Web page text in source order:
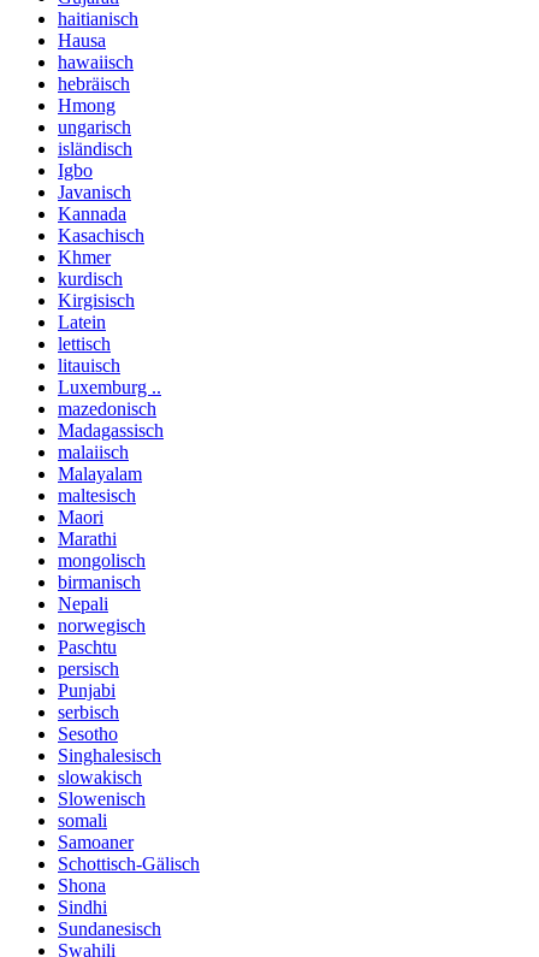
haitianisch
Hausa
hawaiisch
hebräisch
Hmong
ungarisch
isländisch
Igbo
Javanisch
Kannada
Kasachisch
Khmer
kurdisch
Kirgisisch
Latein
lettisch
litauisch
Luxemburg ..
mazedonisch
Madagassisch
malaiisch
Malayalam
maltesisch
Maori
Marathi
mongolisch
birmanisch
Nepali
norwegisch
Paschtu
persisch
Punjabi
serbisch
Sesotho
Singhalesisch
slowakisch
Slowenisch
somali
Samoaner
Schottisch-Gälisch
Shona
Sindhi
Sundanesisch
Swahili